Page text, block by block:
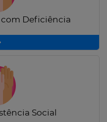
com Deficiência
Social